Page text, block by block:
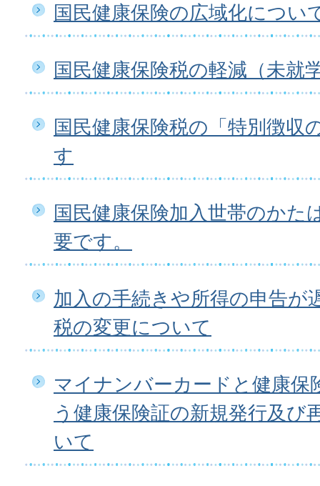
国民健康保険の広域化につい
国民健康保険税の軽減（未就
国民健康保険税の「特別徴収
す
国民健康保険加入世帯のかた
要です。
加入の手続きや所得の申告が
税の変更について
マイナンバーカードと健康保
う健康保険証の新規発行及び
いて